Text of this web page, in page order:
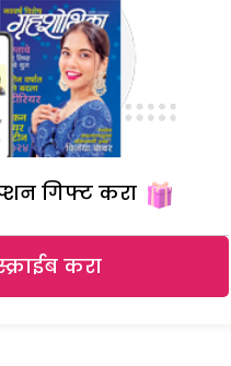
गिफ्ट करा
करा